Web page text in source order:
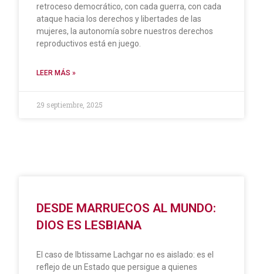
retroceso democrático, con cada guerra, con cada
ataque hacia los derechos y libertades de las
mujeres, la autonomía sobre nuestros derechos
reproductivos está en juego.
LEER MÁS »
29 septiembre, 2025
DESDE MARRUECOS AL MUNDO:
DIOS ES LESBIANA
El caso de Ibtissame Lachgar no es aislado: es el
reflejo de un Estado que persigue a quienes